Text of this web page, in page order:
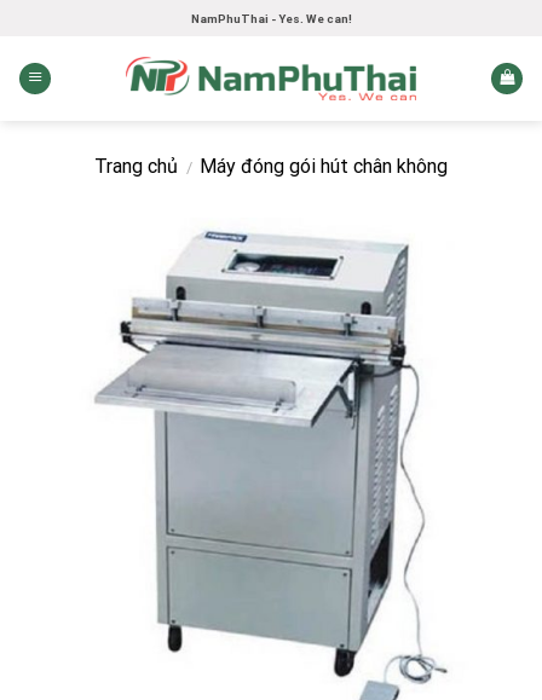
content
NamPhuThai - Yes. We can!
Trang chủ / Máy đóng gói hút chân không